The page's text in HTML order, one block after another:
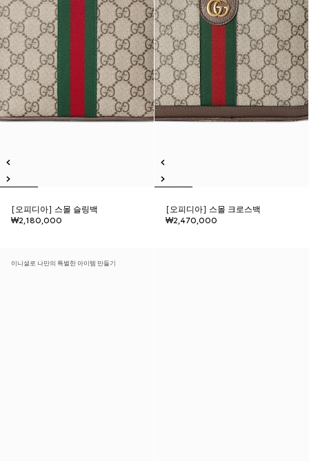
[오피디아] 스몰 슬링백
₩2,180,000
[오피디아] 스몰 크로스백
₩2,470,000
이니셜로 나만의 특별한 아이템 만들기